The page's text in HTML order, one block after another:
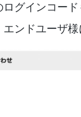
ログインコー
ンドユーザ様